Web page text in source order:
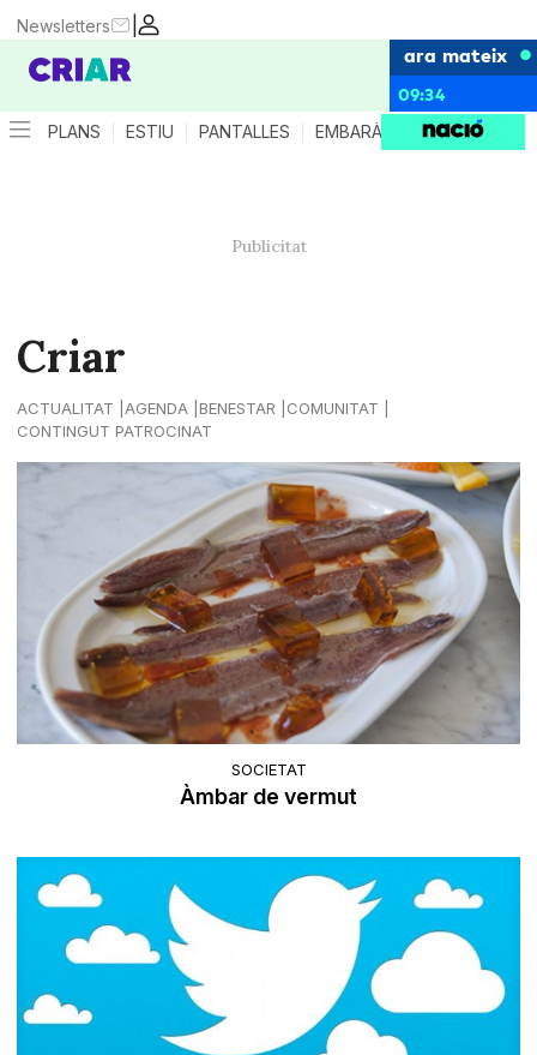
|
Newsletters
ara mateix
09:34
PLANS ESTIU PANTALLES EMBARÀS CRIANÇA
Criar
ACTUALITAT AGENDA BENESTAR
COMUNITAT
CONTINGUT PATROCINAT
SOCIETAT
Àmbar de vermut